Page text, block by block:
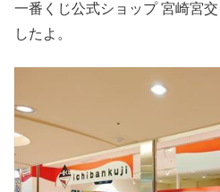
一番くじ公式ショップ 宮崎宮
したよ。